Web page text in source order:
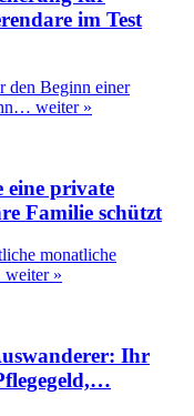
im Test
den Beginn einer
weiter »
eine private
Familie schützt
monatliche
weiter »
Ihr